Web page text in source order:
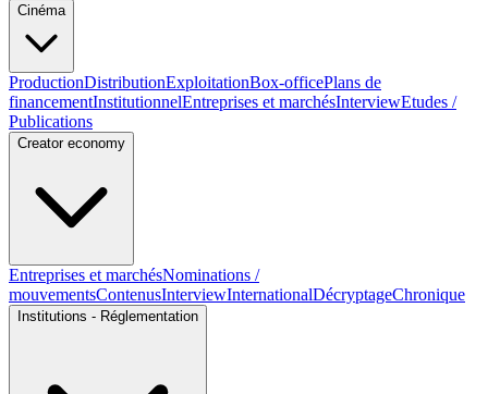
Cinéma
ProductionDistributionExploitationBox-officePlans de
financementInstitutionnelEntreprises et marchésInterviewEtudes /
Publications
Creator economy
Entreprises et marchésNominations /
mouvementsContenusInterviewInternationalDécryptageChronique
Institutions - Réglementation